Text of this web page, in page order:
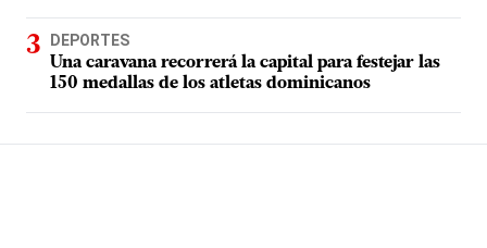
DEPORTES
Una caravana recorrerá la capital para festejar las
150 medallas de los atletas dominicanos